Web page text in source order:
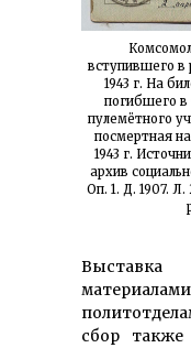
вступившего
1943 г. На
погибшего в
пулемётного
посмертная
1943 г.
архив
Оп. 1. Д. 1907.
сбор также